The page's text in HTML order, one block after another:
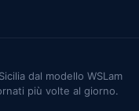
dal modello WSLam
più volte al giorno.